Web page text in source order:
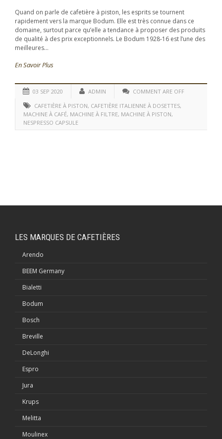
Quand on parle de cafetière à piston, les esprits se tournent
rapidement vers la marque Bodum. Elle est très connue dans ce
domaine, surtout parce qu’elle a tendance à proposer des produits
de qualité à des prix exceptionnels. Le Bodum 1928-16 est l’une des
meilleures...
En Savoir Plus
03 SEP 2020 ADMIN
COMMENT ARE OFF
CAFETIÈRE À PISTON, CAFETIÈRE ITALIENNE À DOSETTES,
MACHINE À CAFÉ, MACHINE À FILTRE, MACHINE À PISTON,
NESPRESSO CAPSULE
LES MARQUES DE CAFETIÈRES
Arendo
BEEM Germany
Bialetti
Bodum
Bosch
Breville
DeLonghi
Espro
Jura
Krups
Melitta
Moulinex